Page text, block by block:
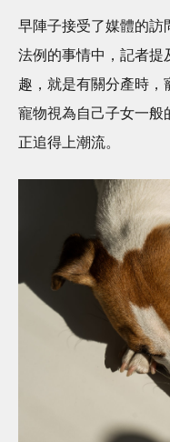
早陣子接受了媒體的訪
法例的事情中，記者提
趣，就是有關分產時
寵物視為自己子女一般
正追得上潮流。